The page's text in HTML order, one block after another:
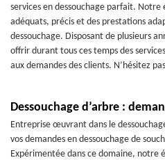
services en dessouchage parfait. Notre
adéquats, précis et des prestations
dessouchage. Disposant de plusieurs
offrir durant tous ces temps des
aux demandes des clients. N’hésitez
Dessouchage d’arbre :
Entreprise œuvrant dans le
vos demandes en dessouchage de
Expérimentée dans ce domaine, notre